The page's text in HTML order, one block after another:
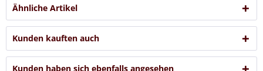
Ähnliche Artikel
Kunden kauften auch
Kunden haben sich ebenfalls angesehen